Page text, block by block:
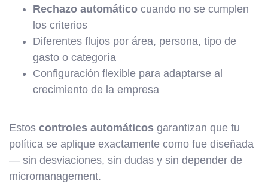
Rechazo automático cuando no se cumplen
los criterios
Diferentes flujos por área, persona, tipo de
gasto o categoría
Configuración flexible para adaptarse al
crecimiento de la empresa
Estos controles automáticos garantizan que tu
política se aplique exactamente como fue diseñada
— sin desviaciones, sin dudas y sin depender de
micromanagement.